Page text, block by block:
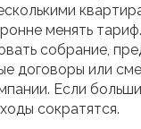
менять
собрание,
договоры или
Если
сократятся.